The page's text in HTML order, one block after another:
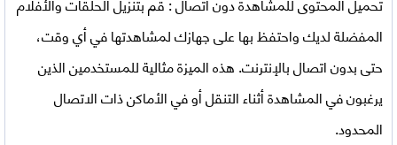
المفضلة لديك واحتفظ بها على جهازك لمشاهدتها في أي وقت،
حتى بدون اتصال بالإنترنت. هذه الميزة مثالية للمستخدمين الذين
يرغبون في المشاهدة أثناء التنقل أو في الأماكن ذات الاتصال
المحدود.